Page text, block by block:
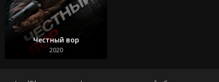
Честный вор
2020